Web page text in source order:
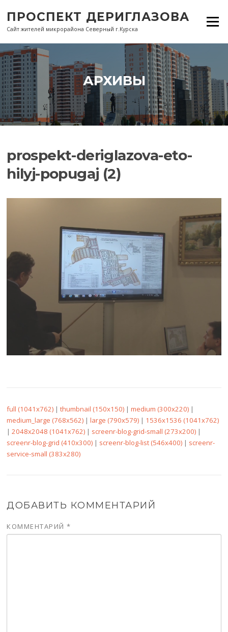
содержанию
ПРОСПЕКТ ДЕРИГЛАЗОВА
Сайт жителей микрорайона Северный г.Курска
Меню
АРХИВЫ
prospekt-deriglazova-eto-
hilyj-popugaj (2)
full (1041x762) |thumbnail (150x150) |medium (300x220) |
medium_large (768x562) |large (790x579) | 1536x1536 (1041x762)
|2048x2048 (1041x762) | screenr-blog-grid-small (273x200) |
screenr-blog-grid (410x300) | screenr-blog-list (546x400) | screenr-
service-small (383x280)
ДОБАВИТЬ КОММЕНТАРИЙ
КОММЕНТАРИЙ*